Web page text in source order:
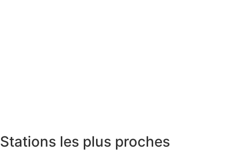
Stations les plus proches